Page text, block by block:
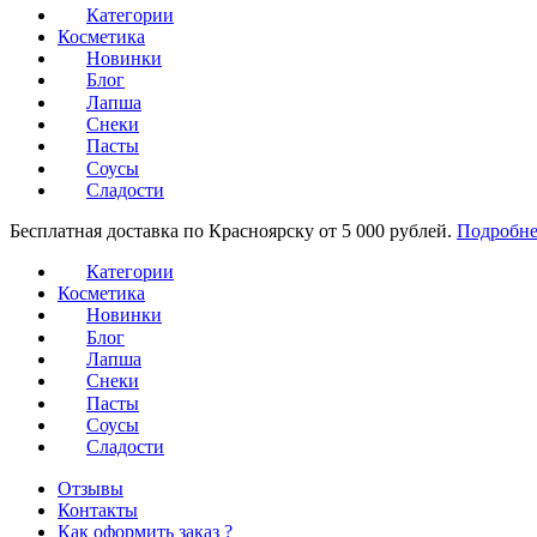
Категории
Косметика
Новинки
Блог
Лапша
Снеки
Пасты
Соусы
Сладости
Бесплатная доставка по Красноярску от 5 000 рублей.
Категории
Косметика
Новинки
Блог
Лапша
Снеки
Пасты
Соусы
Сладости
Отзывы
Контакты
Как оформить заказ ?